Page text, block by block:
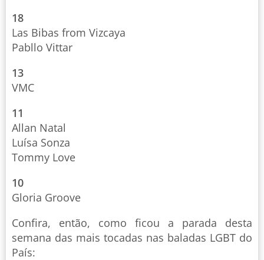
18
Las Bibas from Vizcaya
Pabllo Vittar
13
VMC
11
Allan Natal
Luísa Sonza
Tommy Love
10
Gloria Groove
Confira, então, como ficou a parada desta
semana das mais tocadas nas baladas LGBT do
País: